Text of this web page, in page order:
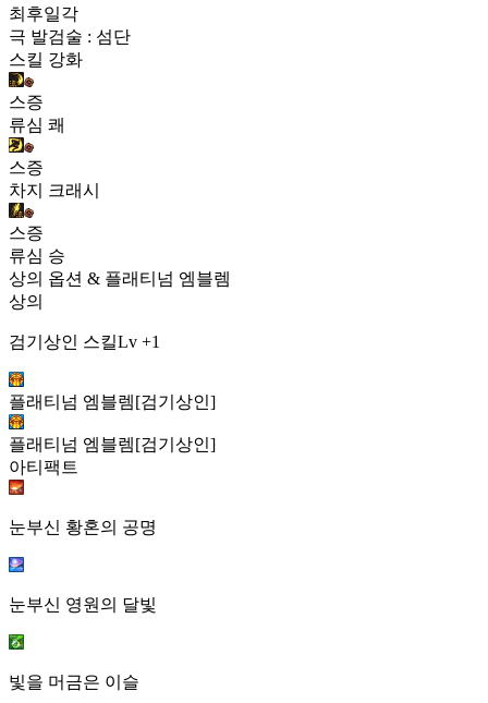
최후일각
극 발검술 : 섬단
스킬 강화
스증
류심 쾌
스증
차지 크래시
스증
류심 승
상의 옵션 & 플래티넘 엠블렘
상의
검기상인 스킬Lv +1
플래티넘 엠블렘[검기상인]
플래티넘 엠블렘[검기상인]
아티팩트
눈부신 황혼의 공명
눈부신 영원의 달빛
빛을 머금은 이슬